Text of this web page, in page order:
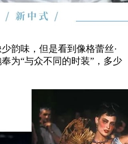
味，但是看到像格蕾丝·
为“与众不同的时装”，多少